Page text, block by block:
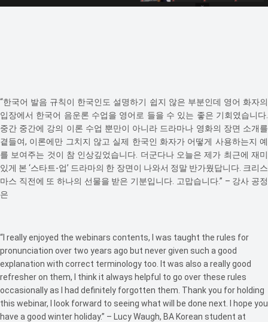
“한국어 발음 규칙이 한국인도 설명하기 쉽지 않은 부분인데 영어 화자의
입장에서 한국어 음운론 수업을 영어로 들을 수 있는 좋은 기회였습니다.
중간 중간에 강의 이론 수업 뿐만이 아니라 드라마나 영화의 장면 소개를
곁들여, 이론에만 그치지 않고 실제 한국인 화자가 어떻게 사용하는지 예
를 보여주는 것이 참 인상깊었습니다. 더군다나 오늘은 제가 최근에 재미
있게 본 ‘스타트-업’ 드라마의 한 장면이 나와서 정말 반가웠답니다. 크리스
마스 직전에 또 하나의 선물을 받은 기분입니다. 고맙습니다.” – 강사 공정
은
“I really enjoyed the webinars contents, I was taught the rules for
pronunciation over two years ago but never given such a good
explanation with correct terminology too. It was also a really good
refresher on them, I think it always helpful to go over these rules
occasionally as I had definitely forgotten them. Thank you for holding
this webinar, I look forward to seeing what will be done next. I hope you
have a good winter holiday.” – Lucy Waugh, BA Korean student at